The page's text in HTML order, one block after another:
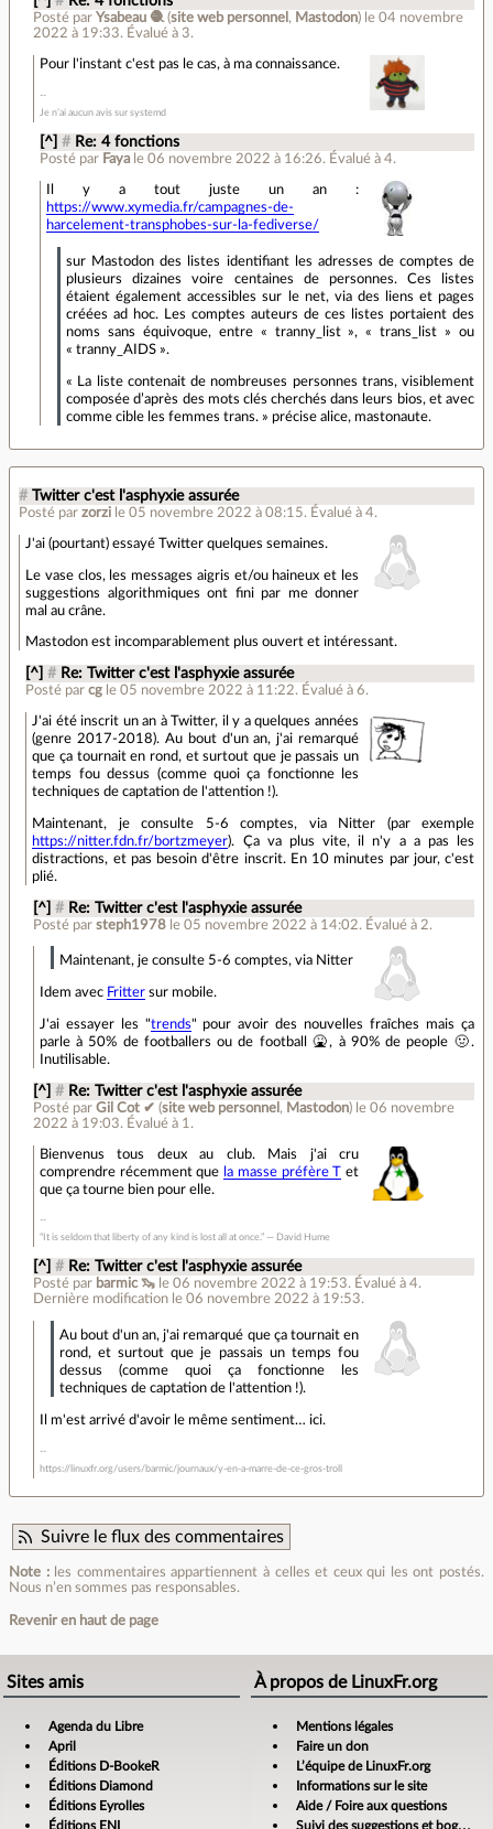
Posté par Ysabeau 🧶(site web personnel , Mastodon) le 04 novembre
2022 à 19:33. Évalué à 3.
Pour l'instant c'est pas le cas, à ma connaissance.
Je n’ai aucun avis sur systemd
[^] # Re: 4 fonctions
Posté par Faya le 06 novembre 2022 à 16:26. Évalué à4.
Il y a tout juste un an :
https://www.xymedia.fr/campagnes-de-
harcelement-transphobes-sur-la-fediverse/
sur Mastodon des listes identifiant les adresses de comptes de
plusieurs dizaines voire centaines de personnes. Ces listes
étaient également accessibles sur le net, via des liens et pages
créées ad hoc. Les comptes auteurs de ces listes portaient des
noms sans équivoque, entre « tranny_list », « trans_list » ou
« tranny_AIDS ».
« La liste contenait de nombreuses personnes trans, visiblement
composée d’après des mots clés cherchés dans leurs bios, et avec
comme cible les femmes trans. » précise alice, mastonaute.
# Twitter c'est l'asphyxie assurée
Posté par zorzi le 05 novembre 2022 à 08:15. Évalué à 4.
J'ai (pourtant) essayé Twitter quelques semaines.
Le vase clos, les messages aigris et/ou haineux et les
suggestions algorithmiques ont fini par me donner
mal au crâne.
Mastodon est incomparablement plus ouvert et intéressant.
[^] # Re: Twitter c'est l'asphyxie assurée
Posté parcg le 05 novembre 2022 à 11:22. Évalué à6.
J'ai été inscrit un an à Twitter, il y a quelques années
(genre 2017-2018). Au bout d'un an, j'ai remarqué
que ça tournait en rond, et surtout que je passais un
temps fou dessus (comme quoi ça fonctionne les
techniques de captation de l'attention !).
Maintenant, je consulte 5-6 comptes, via Nitter (par exemple
https://nitter.fdn.fr/bortzmeyer). Ça va plus vite, il n'y a a pas les
distractions, et pas besoin d'être inscrit. En 10 minutes par jour, c'est
plié.
[^] # Re: Twitter c'est l'asphyxie assurée
Posté par steph1978 le 05 novembre 2022 à 14:02. Évalué à 2.
Maintenant, je consulte 5-6 comptes, via Nitter
Idem avec Frittersur mobile.
J'ai essayer les "trends" pour avoir des nouvelles fraîches mais ça
parle à 50% de footballers ou de football 🤮, à 90% de people 🤢.
Inutilisable.
[^] # Re: Twitter c'est l'asphyxie assurée
Posté par Gil Cot ✔ (site web personnel , Mastodon) le 06 novembre
2022 à 19:03. Évalué à 1 .
Bienvenus tous deux au club. Mais j'ai cru
comprendre récemment que la masse préfère T et
que ça tourne bien pour elle.
“It is seldom that liberty of any kind is lost all at once.” ― David Hume
[^] # Re: Twitter c'est l'asphyxie assurée
Posté par barmic 🦦 le 06 novembre 2022 à 19:53. Évalué à 4.
Dernière modification le 06 novembre 2022 à 19:53.
Au bout d'un an, j'ai remarqué que ça tournait en
rond, et surtout que je passais un temps fou
dessus (comme quoi ça fonctionne les
techniques de captation de l'attention !).
Il m'est arrivé d'avoir le même sentiment… ici.
https://linuxfr.org/users/barmic/journaux/y-en-a-marre-de-ce-gros-troll
Suivre le flux des commentaires
Note :les commentaires appartiennent à celles et ceux qui les ont postés.
Nous n’en sommes pas responsables.
Revenir en haut de page
Sites amis
Agenda du Libre
April
Éditions D-BookeR
Éditions Diamond
Éditions Eyrolles
Éditions ENI
À propos de LinuxFr.org
Mentions légales
Faire un don
L’équipe de LinuxFr.org
Informations sur le site
Aide / Foire aux questions
Suivi des suggestions et bogues